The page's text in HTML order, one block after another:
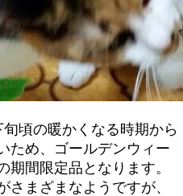
頃の暖かくなる時期から
ため、ゴールデンウィー
期間限定品となります。
まざまなようですが、